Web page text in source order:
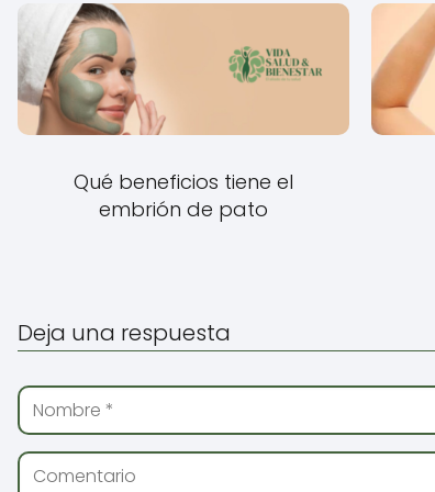
Qué beneficios tiene el
embrión de pato
Deja una respuesta